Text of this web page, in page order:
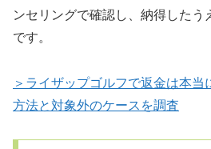
ンセリングで確認し、納得したう
です。
＞ライザップゴルフで返金は本
方法と対象外のケースを調査